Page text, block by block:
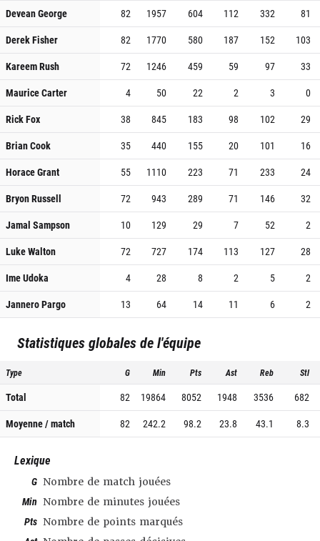
Devean George 82 1957 604 112 332
81
Derek Fisher
82 1770 580 187 152
103
Kareem Rush
72 1246 459 59 97
33
Maurice Carter
4 50 22 2 3
0
Rick Fox
38 845 183 98 102
29
Brian Cook
35 440 155 20 101
16
Horace Grant
55 1110 223 71 233
24
Bryon Russell
72 943 289 71 146
32
Jamal Sampson
10 129 29 7 52
2
Luke Walton
72 727 174 113 127
28
Ime Udoka
4 28 8 2 5
2
Jannero Pargo
13 64 14 11 6 2
Statistiques globales de l'équipe
Type G Min Pts Ast Reb Stl
Total 82 19864 8052 1948 3536
682
Moyenne / match
82 242.2 98.2 23.8 43.1 8.3
Lexique
G Nombre de match jouées
Min Nombre de minutes jouées
Pts Nombre de points marqués